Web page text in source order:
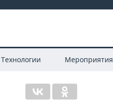
Технологии Мероприятия